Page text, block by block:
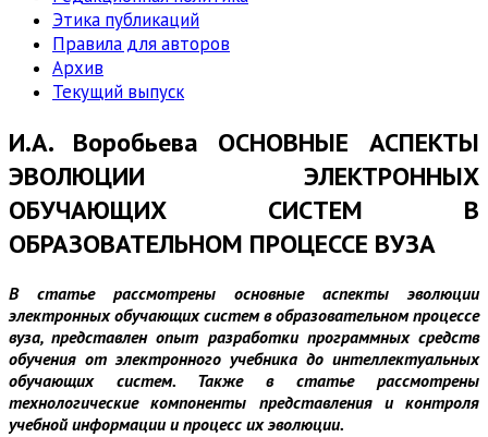
Этика публикаций
Правила для авторов
Архив
Текущий выпуск
И.А. Воробьева ОСНОВНЫЕ АСПЕКТЫ
ЭВОЛЮЦИИ ЭЛЕКТРОННЫХ
ОБУЧАЮЩИХ СИСТЕМ В
ОБРАЗОВАТЕЛЬНОМ ПРОЦЕССЕ ВУЗА
В статье рассмотрены основные аспекты эволюции
электронных обучающих систем в образовательном процессе
вуза, представлен опыт разработки программных средств
обучения от электронного учебника до интеллектуальных
обучающих систем. Также в статье рассмотрены
технологические компоненты представления и контроля
учебной информации и процесс их эволюции.